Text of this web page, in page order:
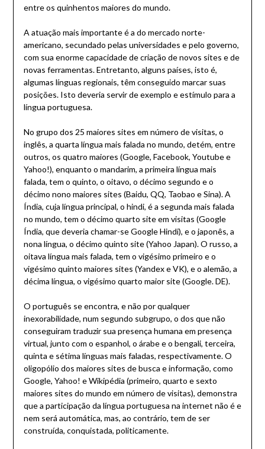
entre os quinhentos maiores do mundo.
A atuação mais importante é a do mercado norte-
americano, secundado pelas universidades e pelo governo,
com sua enorme capacidade de criação de novos sites e de
novas ferramentas. Entretanto, alguns países, isto é,
algumas línguas regionais, têm conseguido marcar suas
posições. Isto deveria servir de exemplo e estímulo para a
língua portuguesa.
No grupo dos 25 maiores sites em número de visitas, o
inglês, a quarta língua mais falada no mundo, detém, entre
outros, os quatro maiores (Google, Facebook, Youtube e
Yahoo!), enquanto o mandarim, a primeira língua mais
falada, tem o quinto, o oitavo, o décimo segundo e o
décimo nono maiores sites (Baidu, QQ, Taobao e Sina). A
Índia, cuja língua principal, o hindi, é a segunda mais falada
no mundo, tem o décimo quarto site em visitas (Google
Índia, que deveria chamar-se Google Hindi), e o japonês, a
nona língua, o décimo quinto site (Yahoo Japan). O russo, a
oitava língua mais falada, tem o vigésimo primeiro e o
vigésimo quinto maiores sites (Yandex e VK), e o alemão, a
décima língua, o vigésimo quarto maior site (Google. DE).
O português se encontra, e não por qualquer
inexorabilidade, num segundo subgrupo, o dos que não
conseguiram traduzir sua presença humana em presença
virtual, junto com o espanhol, o árabe e o bengali, terceira,
quinta e sétima línguas mais faladas, respectivamente. O
oligopólio dos maiores sites de busca e informação, como
Google, Yahoo! e Wikipédia (primeiro, quarto e sexto
maiores sites do mundo em número de visitas), demonstra
que a participação da língua portuguesa na internet não é e
nem será automática, mas, ao contrário, tem de ser
construída, conquistada, politicamente.